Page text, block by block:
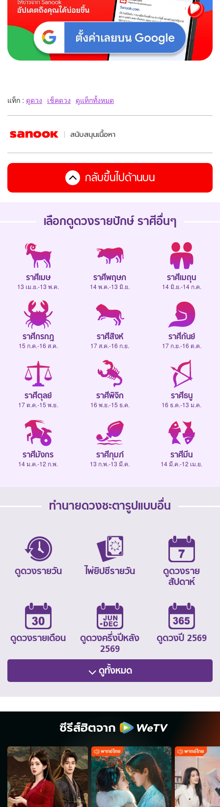
แท็ก : ดูดวง เช็คดวง ดูแท็กทั้งหมด
สนับสนุนเนื้อหา
กลับขึ้นไปด้านบน
เลือกดูดวงรายปักษ์ราศีอื่นๆ
ราศีเมษ
13 เม.ย.-13 พ.ค.
ราศีพฤษภ
14 พ.ค.-13 มิ.ย.
ราศีเมถุน
14 มิ.ย.-14 ก.ค.
ราศีกรกฎ
15 ก.ค.-16 ส.ค.
ราศีสิงห์
17 ส.ค.-16 ก.ย.
ราศีกันย์
17 ก.ย.-16 ต.ค.
ราศีตุลย์
17 ต.ค.-15 พ.ย.
ราศีพิจิก
16 พ.ย.-15 ธ.ค.
ราศีธนู
16 ธ.ค.-13 ม.ค.
ราศีมังกร
14 ม.ค.-12 ก.พ.
ราศีกุมภ์
13 ก.พ.-13 มี.ค.
ราศีมีน
14 มี.ค.-12 เม.ย.
ทำนายดวงชะตารูปแบบอื่น
ดูดวงรายวัน ไพ่ยิปซีรายวัน
ดูดวงราย
สัปดาห์
ดูดวงรายเดือน
ดูดวงครึ่งปีหลัง
2569
ดูดวงปี 2569
ดูทั้งหมด
ซีรีส์ฮิตจาก